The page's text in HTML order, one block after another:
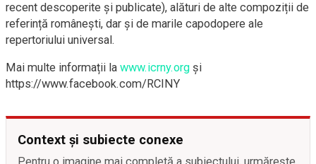
recent descoperite și publicate), alături de alte compoziții de
referință românești, dar și de marile capodopere ale
repertoriului universal.
Mai multe informații la www.icrny.org și
https://www.facebook.com/RCINY
Context și subiecte conexe